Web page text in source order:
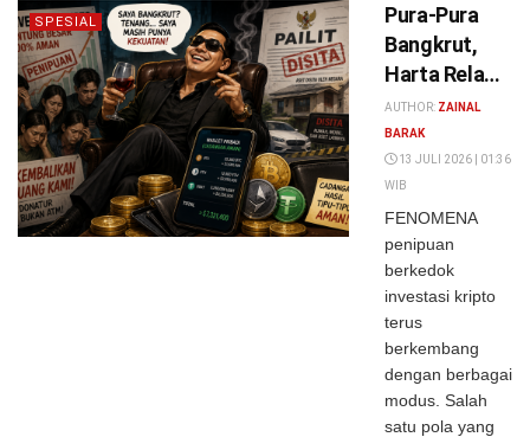
SPESIAL
Pura-Pura
Bangkrut,
Harta Rela
Disita,
Cadangan
Hasil Tipu-
Tipu Masih
Aman?
AUTHOR: ZAINAL
BARAK
13 JULI 2026 | 01:36
WIB
FENOMENA
penipuan
berkedok
investasi kripto
terus
berkembang
dengan berbagai
modus. Salah
satu pola yang